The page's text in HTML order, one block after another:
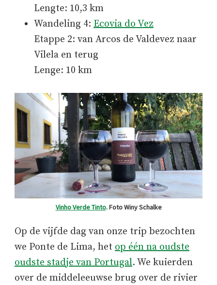
Lengte: 10,3 km
Wandeling 4: Ecovia do Vez
Etappe 2: van Arcos de Valdevez naar
Vilela en terug
Lenge: 10 km
Vinho Verde Tinto. Foto Winy Schalke
Op de vijfde dag van onze trip bezochten
we Ponte de Lima, het op één na oudste
oudste stadje van Portugal. We kuierden
over de middeleeuwse brug over de rivier